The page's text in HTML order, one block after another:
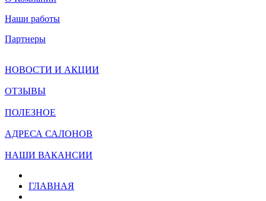
Наши работы
Партнеры
НОВОСТИ И АКЦИИ
ОТЗЫВЫ
ПОЛЕЗНОЕ
АДРЕСА САЛОНОВ
НАШИ ВАКАНСИИ
ГЛАВНАЯ